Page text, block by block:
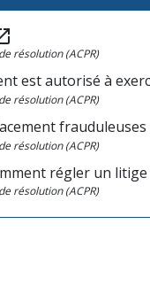
résolution (ACPR)
est autorisé à
résolution (ACPR)
résolution (ACPR)
régler un litige
résolution (ACPR)